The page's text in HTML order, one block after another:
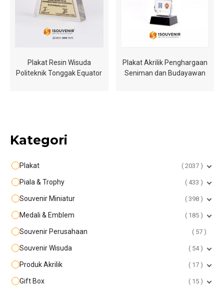
Plakat Resin Wisuda
Politeknik Tonggak Equator
Plakat Akrilik Penghargaan
Seniman dan Budayawan
Kategori
Plakat 2037
Piala & Trophy 433
Souvenir Miniatur 398
Medali & Emblem 185
Souvenir Perusahaan 57
Souvenir Wisuda 54
Produk Akrilik 17
Gift Box 15